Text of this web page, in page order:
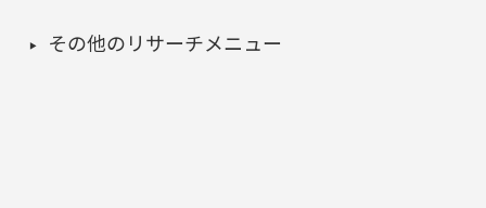
その他のリサーチメニュー